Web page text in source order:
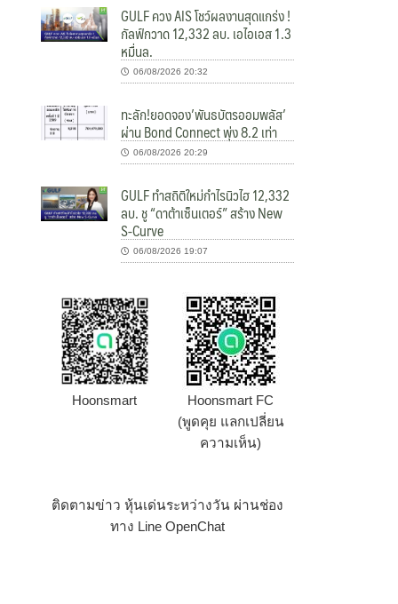
GULF ควง AIS โชว์ผลงานสุดแกร่ง !
กัลฟ์กวาด 12,332 ลบ. เอไอเอส 1.3
หมื่นล.
06/08/2026 20:32
ทะลัก!ยอดจอง’พันธบัตรออมพลัส’
ผ่าน Bond Connect พุ่ง 8.2 เท่า
06/08/2026 20:29
GULF ทำสถิติใหม่กำไรนิวไฮ 12,332
ลบ. ชู “ดาต้าเซ็นเตอร์” สร้าง New
S-Curve
06/08/2026 19:07
Hoonsmart
Hoonsmart FC
(พูดคุย แลกเปลี่ยน
ความเห็น)
ติดตามข่าว หุ้นเด่นระหว่างวัน ผ่านช่อง
ทาง Line OpenChat